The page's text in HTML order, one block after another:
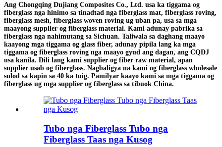
Ang Chongqing Dujiang Composites Co., Ltd. usa ka tiggama og
fiberglass nga hinimo sa tinadtad nga fiberglass mat, fiberglass roving,
fiberglass mesh, fiberglass woven roving ug uban pa, usa sa mga
maayong supplier og fiberglass material. Kami adunay pabrika sa
fiberglass nga nahimutang sa Sichuan. Taliwala sa daghang maayo
kaayong mga tiggama og glass fiber, adunay pipila lang ka mga
tiggama og fiberglass roving nga maayo gyud ang dagan, ang CQDJ
usa kanila. Dili lang kami supplier og fiber raw material, apan
supplier usab og fiberglass. Nagbaligya na kami og fiberglass wholesale
sulod sa kapin sa 40 ka tuig. Pamilyar kaayo kami sa mga tiggama og
fiberglass ug mga supplier og fiberglass sa tibuok China.
Tubo nga Fiberglass Tubo nga
Fiberglass Taas nga Kusog